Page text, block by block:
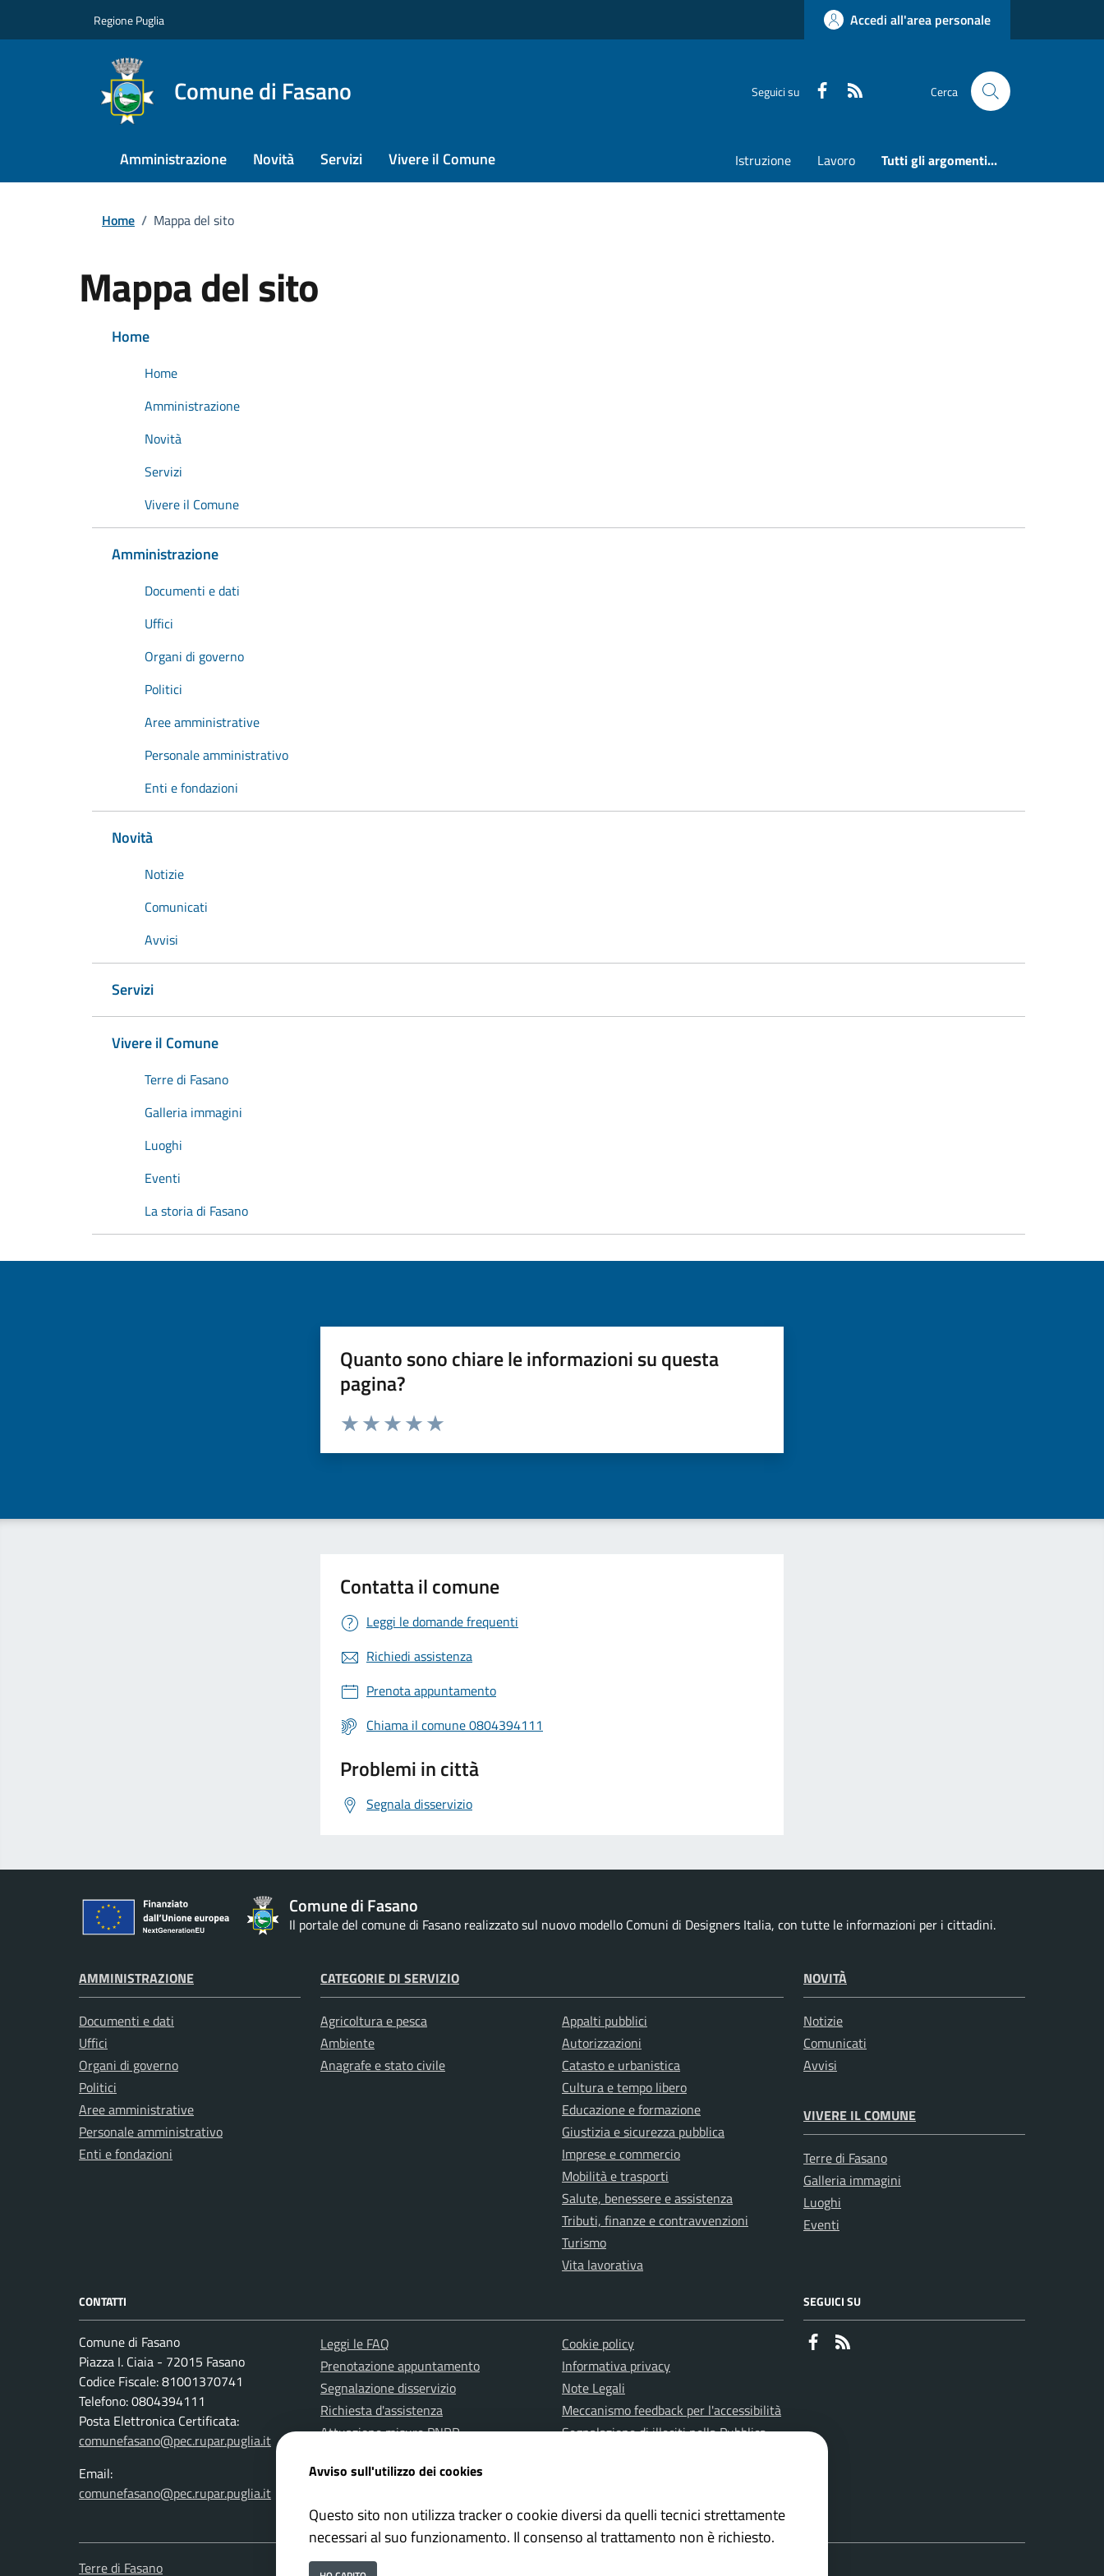
Regione Puglia Accedi all'area personale
Comune di Fasano Seguici su Faceboook Cerca
Amministrazione Novità Servizi Vivere il Comune Istruzione Lavoro Tutti gli argomenti...
Home / Mappa del sito
Mappa del sito
Home
Home
Amministrazione
Novità
Servizi
Vivere il Comune
Amministrazione
Documenti e dati
Uffici
Organi di governo
Politici
Aree amministrative
Personale amministrativo
Enti e fondazioni
Novità
Notizie
Comunicati
Avvisi
Servizi
Vivere il Comune
Terre di Fasano
Galleria immagini
Luoghi
Eventi
La storia di Fasano
Quanto sono chiare le informazioni su questa
pagina?
Valuta da 1 a 5 stelle la pagina
Contatta il comune
Leggi le domande frequenti
Richiedi assistenza
Prenota appuntamento
Chiama il comune 0804394111
Problemi in città
Segnala disservizio
Comune di Fasano
Il portale del comune di Fasano realizzato sul nuovo modello Comuni di Designers Italia, con tutte le informazioni per i cittadini.
AMMINISTRAZIONE
Documenti e dati
Uffici
Organi di governo
Politici
Aree amministrative
Personale amministrativo
Enti e fondazioni
CATEGORIE DI SERVIZIO
Agricoltura e pesca
Ambiente
Anagrafe e stato civile
Appalti pubblici
Autorizzazioni
Catasto e urbanistica
Cultura e tempo libero
Educazione e formazione
Giustizia e sicurezza pubblica
Imprese e commercio
Mobilità e trasporti
Salute, benessere e assistenza
Tributi, finanze e contravvenzioni
Turismo
Vita lavorativa
NOVITÀ
Notizie
Comunicati
Avvisi
VIVERE IL COMUNE
Terre di Fasano
Galleria immagini
Luoghi
Eventi
CONTATTI
Comune di Fasano
Piazza I. Ciaia - 72015 Fasano
Codice Fiscale: 81001370741
Telefono: 0804394111
Posta Elettronica Certificata:
comunefasano@pec.rupar.puglia.it
Email:
comunefasano@pec.rupar.puglia.it
Leggi le FAQ
Prenotazione appuntamento
Segnalazione disservizio
Richiesta d'assistenza
Attuazione misure PNRR
Cookie policy
Informativa privacy
Note Legali
Meccanismo feedback per l'accessibilità
Segnalazione di illeciti nella Pubblica
SEGUICI SU
Faceboook
Terre di Fasano Mappa del sito
Avviso sull'utilizzo dei cookies
Questo sito non utilizza tracker o cookie diversi da quelli tecnici strettamente
necessari al suo funzionamento. Il consenso al trattamento non è richiesto.